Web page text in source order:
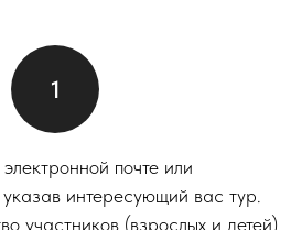
почте или
интересующий вас тур.
участников (взрослых и детей)